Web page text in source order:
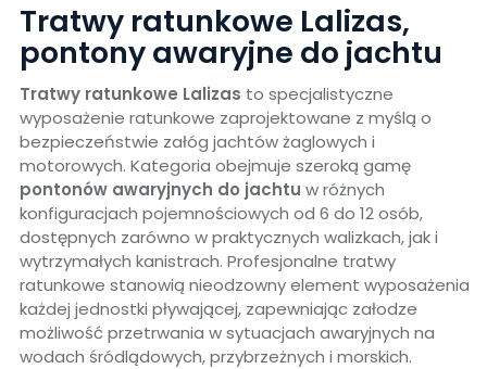
Tratwy ratunkowe Lalizas,
pontony awaryjne do jachtu
Tratwy ratunkowe Lalizas to specjalistyczne
wyposażenie ratunkowe zaprojektowane z myślą o
bezpieczeństwie załóg jachtów żaglowych i
motorowych. Kategoria obejmuje szeroką gamę
pontonów awaryjnych do jachtu w różnych
konfiguracjach pojemnościowych od 6 do 12 osób,
dostępnych zarówno w praktycznych walizkach, jak i
wytrzymałych kanistrach. Profesjonalne tratwy
ratunkowe stanowią nieodzowny element wyposażenia
każdej jednostki pływającej, zapewniając załodze
możliwość przetrwania w sytuacjach awaryjnych na
wodach śródlądowych, przybrzeżnych i morskich.